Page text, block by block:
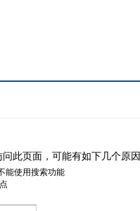
此页面，可能有如下几个原因
能使用搜索功能